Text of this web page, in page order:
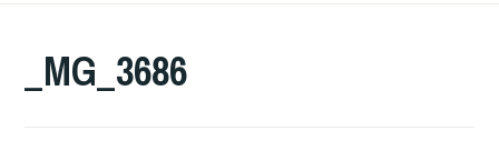
_MG_3686